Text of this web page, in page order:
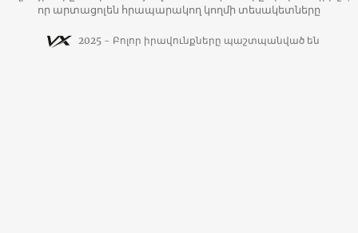
որ արտացոլեն հրապարակող կողմի տեսակետները
2025 - Բոլոր իրավունքները պաշտպանված են